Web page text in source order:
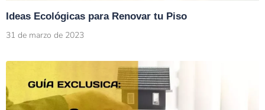
Ideas Ecológicas para Renovar tu Piso
31 de marzo de 2023